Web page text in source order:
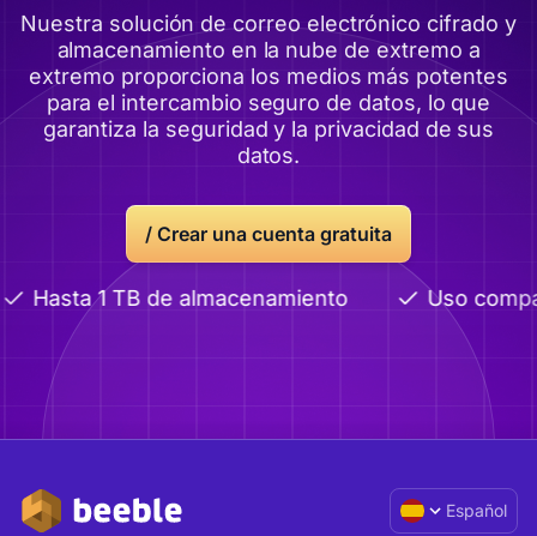
Nuestra solución de correo electrónico cifrado y
almacenamiento en la nube de extremo a
extremo proporciona los medios más potentes
para el intercambio seguro de datos, lo que
garantiza la seguridad y la privacidad de sus
datos.
/ Crear una cuenta gratuita
Hasta 1 TB de almacenamiento Uso
Español